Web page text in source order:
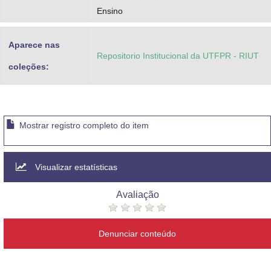
Ensino
Aparece nas
coleções:
Repositorio Institucional da UTFPR - RIUT
Mostrar registro completo do item
Visualizar estatísticas
Avaliação
Denunciar conteúdo